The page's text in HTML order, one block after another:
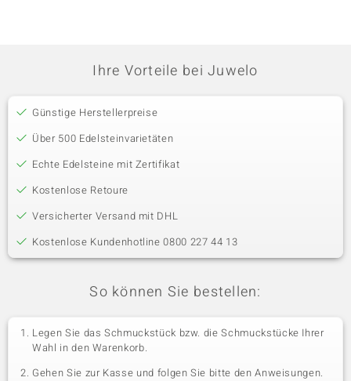
Ihre Vorteile bei Juwelo
Günstige Herstellerpreise
Über 500 Edelsteinvarietäten
Echte Edelsteine mit Zertifikat
Kostenlose Retoure
Versicherter Versand mit DHL
Kostenlose Kundenhotline 0800 227 44 13
So können Sie bestellen:
Legen Sie das Schmuckstück bzw. die Schmuckstücke Ihrer
Wahl in den Warenkorb.
Gehen Sie zur Kasse und folgen Sie bitte den Anweisungen.